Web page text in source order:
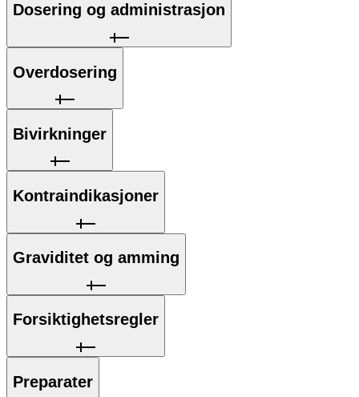
Dosering og administrasjon
Overdosering
Bivirkninger
Kontraindikasjoner
Graviditet og amming
Forsiktighetsregler
Preparater